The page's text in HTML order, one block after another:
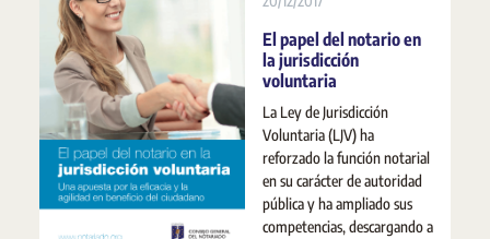
El papel del notario en
la jurisdicción
voluntaria
La Ley de Jurisdicción
Voluntaria (LJV) ha
reforzado la función notarial
en su carácter de autoridad
pública y ha ampliado sus
competencias, descargando a